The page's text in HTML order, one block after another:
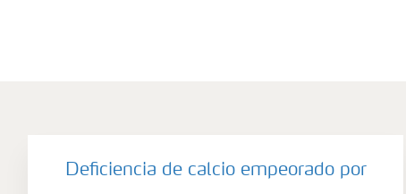
Deficiencia de calcio empeorado por